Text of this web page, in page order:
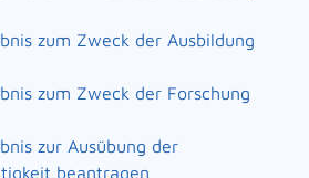
zum Zweck der Ausbildung
zum Zweck der Forschung
zur Ausübung der
beantragen